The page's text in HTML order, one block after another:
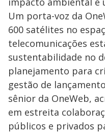
Um porta-voz da
600 satélites no
telecomunicações
sustentabilidade no
planejamento para
gestão de
sênior da OneWeb,
em estreita
públicos e privados